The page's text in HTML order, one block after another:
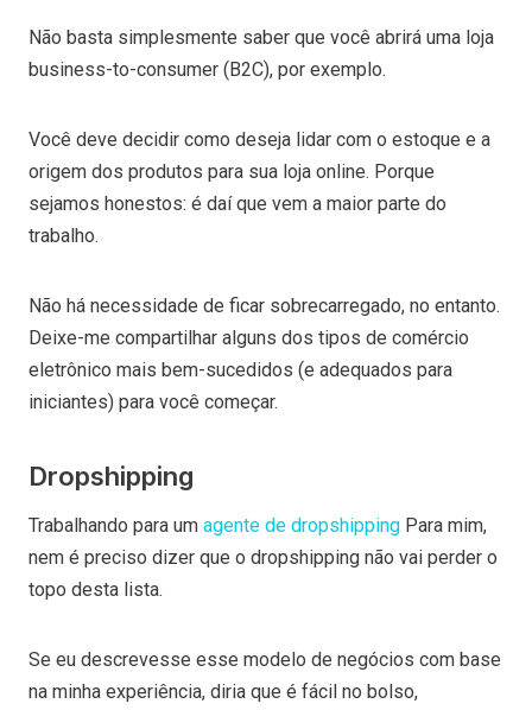
Não basta simplesmente saber que você abrirá uma loja
business-to-consumer (B2C), por exemplo.
Você deve decidir como deseja lidar com o estoque e a
origem dos produtos para sua loja online. Porque
sejamos honestos: é daí que vem a maior parte do
trabalho.
Não há necessidade de ficar sobrecarregado, no entanto.
Deixe-me compartilhar alguns dos tipos de comércio
eletrônico mais bem-sucedidos (e adequados para
iniciantes) para você começar.
Dropshipping
Trabalhando para um agente de dropshipping Para mim,
nem é preciso dizer que o dropshipping não vai perder o
topo desta lista.
Se eu descrevesse esse modelo de negócios com base
na minha experiência, diria que é fácil no bolso,